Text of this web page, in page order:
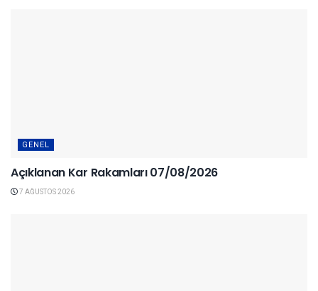
GENEL
Açıklanan Kar Rakamları 07/08/2026
7 AĞUSTOS 2026